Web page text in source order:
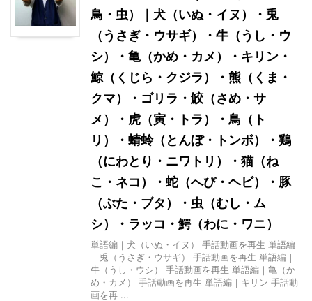
鳥・虫）｜犬（いぬ・イヌ）・兎
（うさぎ・ウサギ）・牛（うし・ウ
シ）・亀（かめ・カメ）・キリン・
鯨（くじら・クジラ）・熊（くま・
クマ）・ゴリラ・鮫（さめ・サ
メ）・虎（寅・トラ）・鳥（ト
リ）・蜻蛉（とんぼ・トンボ）・鶏
（にわとり・ニワトリ）・猫（ね
こ・ネコ）・蛇（へび・ヘビ）・豚
（ぶた・ブタ）・虫（むし・ム
シ）・ラッコ・鰐（わに・ワニ）
単語編｜犬（いぬ・イヌ） 手話動画を再生 単語編
｜兎（うさぎ・ウサギ） 手話動画を再生 単語編｜
牛（うし・ウシ） 手話動画を再生 単語編｜亀（か
め・カメ） 手話動画を再生 単語編｜キリン 手話動
画を再 ...